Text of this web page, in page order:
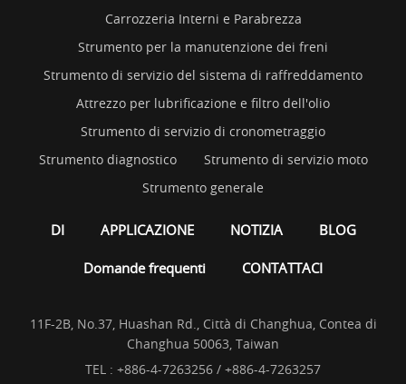
Carrozzeria Interni e Parabrezza
Strumento per la manutenzione dei freni
Strumento di servizio del sistema di raffreddamento
Attrezzo per lubrificazione e filtro dell'olio
Strumento di servizio di cronometraggio
Strumento diagnostico
Strumento di servizio moto
Strumento generale
DI APPLICAZIONE NOTIZIA BLOG
Domande frequenti CONTATTACI
11F-2B, No.37, Huashan Rd., Città di Changhua, Contea di
Changhua 50063, Taiwan
TEL : +886-4-7263256 / +886-4-7263257